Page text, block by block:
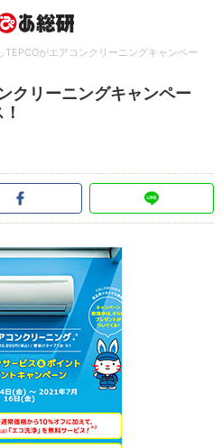
TEPCOがエアコンクリーニングキャンペー
クリーニングキャンペー